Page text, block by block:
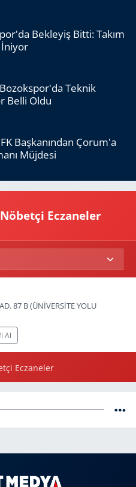
Bekleyiş Bitti: Takım
İniyor
Teknik
Belli Oldu
Başkanından Çorum'a
Müjdesi
Eczaneler
87 B (ÜNİVERSİTE YOLU
Al
Eczaneler